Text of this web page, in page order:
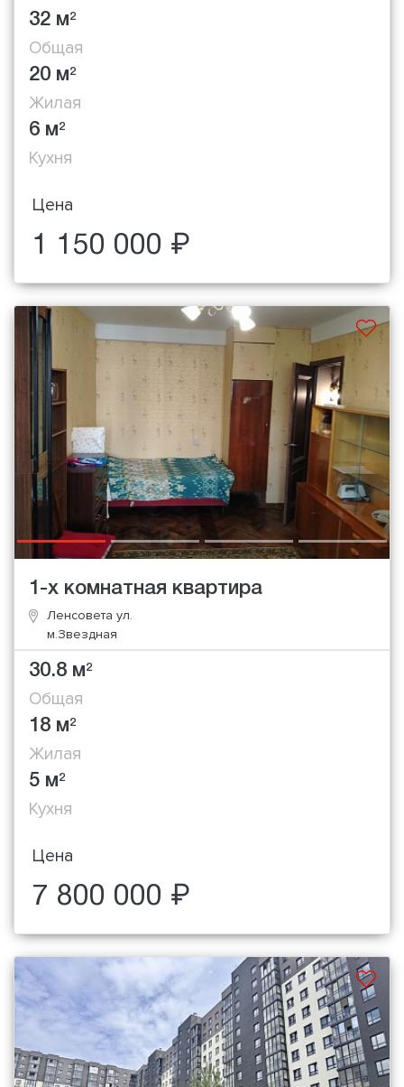
32 м2
Общая
20 м2
Жилая
6 м2
Кухня
Цена
1 150 000 ₽
1-х комнатная квартира
Ленсовета ул.
м.Звездная
30.8 м2
Общая
18 м2
Жилая
5 м2
Кухня
Цена
7 800 000 ₽